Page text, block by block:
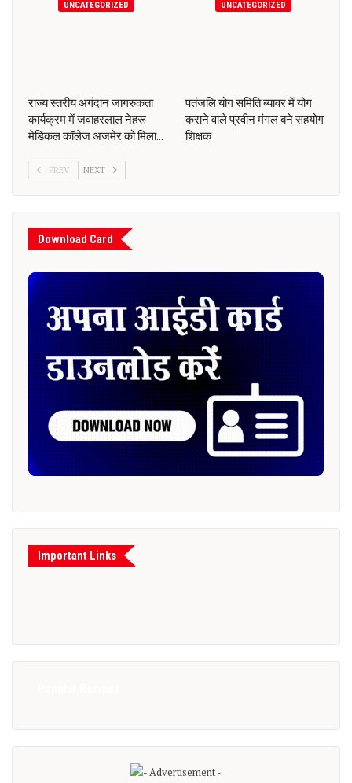
UNCATEGORIZED
राज्य स्तरीय अगंदान जागरुकता
कार्यक्रम में जवाहरलाल नेहरू
मेडिकल कॉलेज अजमेर को मिला…
UNCATEGORIZED
पतंजलि योग समिति ब्यावर में योग
कराने वाले प्रवीन मंगल बने सहयोग
शिक्षक
PREV NEXT
Download Card
Important Links